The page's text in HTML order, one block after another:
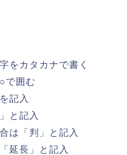
をカタカナで書く
で囲む
記入
と記入
は「判」と記入
延長」と記入